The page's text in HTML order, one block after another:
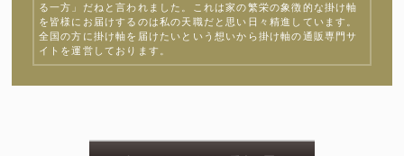
る一方」だねと言われました。これは家の繁栄の象徴的な掛け軸
を皆様にお届けするのは私の天職だと思い日々精進しています。
全国の方に掛け軸を届けたいという想いから掛け軸の通販専門サ
イトを運営しております。